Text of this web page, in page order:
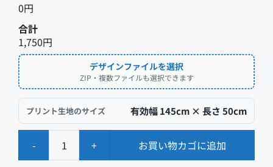
0円
合計
1,750円
デザインファイルを選択
ZIP・複数ファイルも選択できます
プリント生地のサイズ 有効幅 145cm × 長さ 50cm
- + お買い物カゴに追加